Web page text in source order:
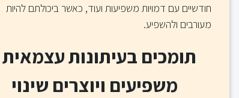
חודשיים עם דמויות משפיעות ועוד, כאשר ביכולתם להיות
מעורבים ולהשפיע.
תומכים בעיתונות
משפיעים ויוצרים שינוי